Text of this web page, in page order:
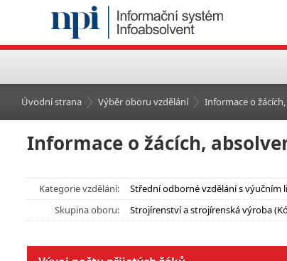
Úvodní strana Výběr oboru vzdělání Informace o
Informace o žácích,
Kategorie vzdělání:
Střední odborné vzdělání s výučním
Skupina oboru:
Strojírenství a strojírenská výroba